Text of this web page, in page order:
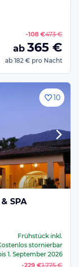
-108 €473 €
ab 365 €
ab 182 € pro Nacht
10
SPA
Frühstückinkl.
stornierbar
1. September 2026
-229 €1.775 €